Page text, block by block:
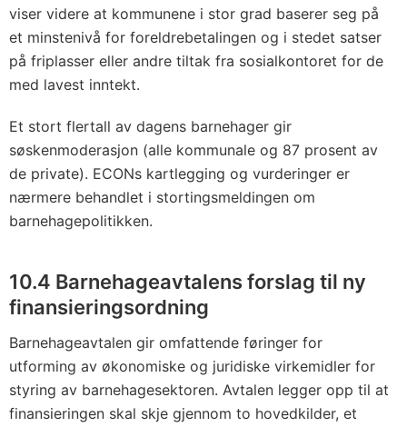
viser videre at kommunene i stor grad baserer seg på
et minstenivå for foreldrebetalingen og i stedet satser
på friplasser eller andre tiltak fra sosialkontoret for de
med lavest inntekt.
Et stort flertall av dagens barnehager gir
søskenmoderasjon (alle kommunale og 87 prosent av
de private). ECONs kartlegging og vurderinger er
nærmere behandlet i stortingsmeldingen om
barnehagepolitikken.
10.4 Barnehageavtalens forslag til ny
finansieringsordning
Barnehageavtalen gir omfattende føringer for
utforming av økonomiske og juridiske virkemidler for
styring av barnehagesektoren. Avtalen legger opp til at
finansieringen skal skje gjennom to hovedkilder, et